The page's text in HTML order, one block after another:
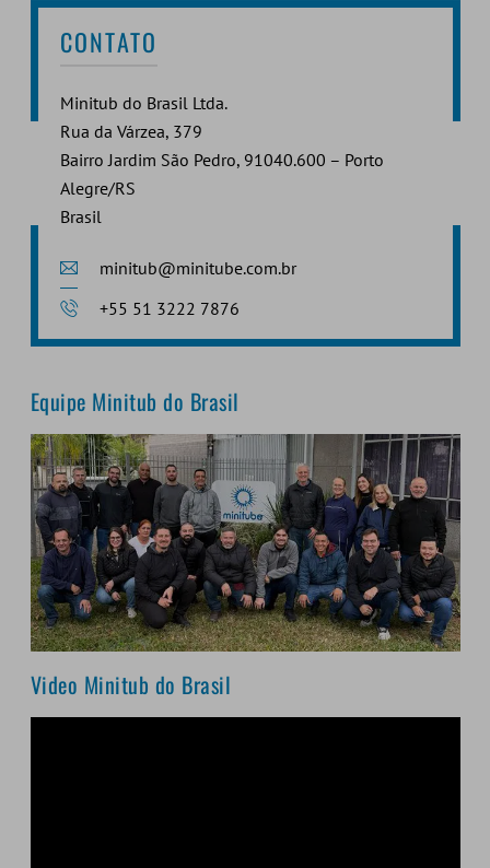
CONTATO
Minitub do Brasil Ltda.
Rua da Várzea, 379
Bairro Jardim São Pedro, 91040.600 – Porto
Alegre/RS
Brasil
minitub@minitube.com.br
+55 51 3222 7876
Equipe Minitub do Brasil
Video Minitub do Brasil